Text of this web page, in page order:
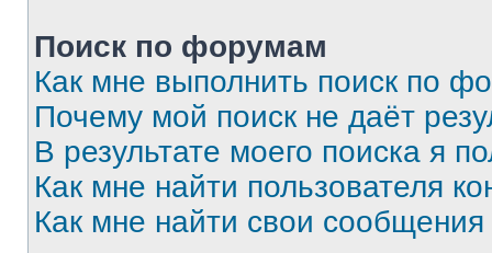
Поиск по форумам
Как мне выполнить поиск по
Почему мой поиск не даёт
В результате моего поиска я
Как мне найти пользователя
Как мне найти свои